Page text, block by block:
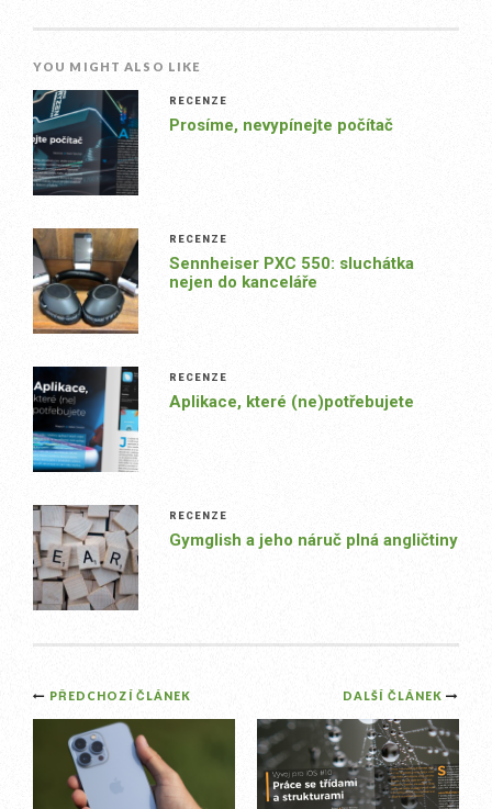
YOU MIGHT ALSO LIKE
RECENZE
Prosíme, nevypínejte počítač
RECENZE
Sennheiser PXC 550: sluchátka
nejen do kanceláře
RECENZE
Aplikace, které (ne)potřebujete
RECENZE
Gymglish a jeho náruč plná angličtiny
Post
navigation
DALŠÍ ČLÁNEK
PŘEDCHOZÍ ČLÁNEK